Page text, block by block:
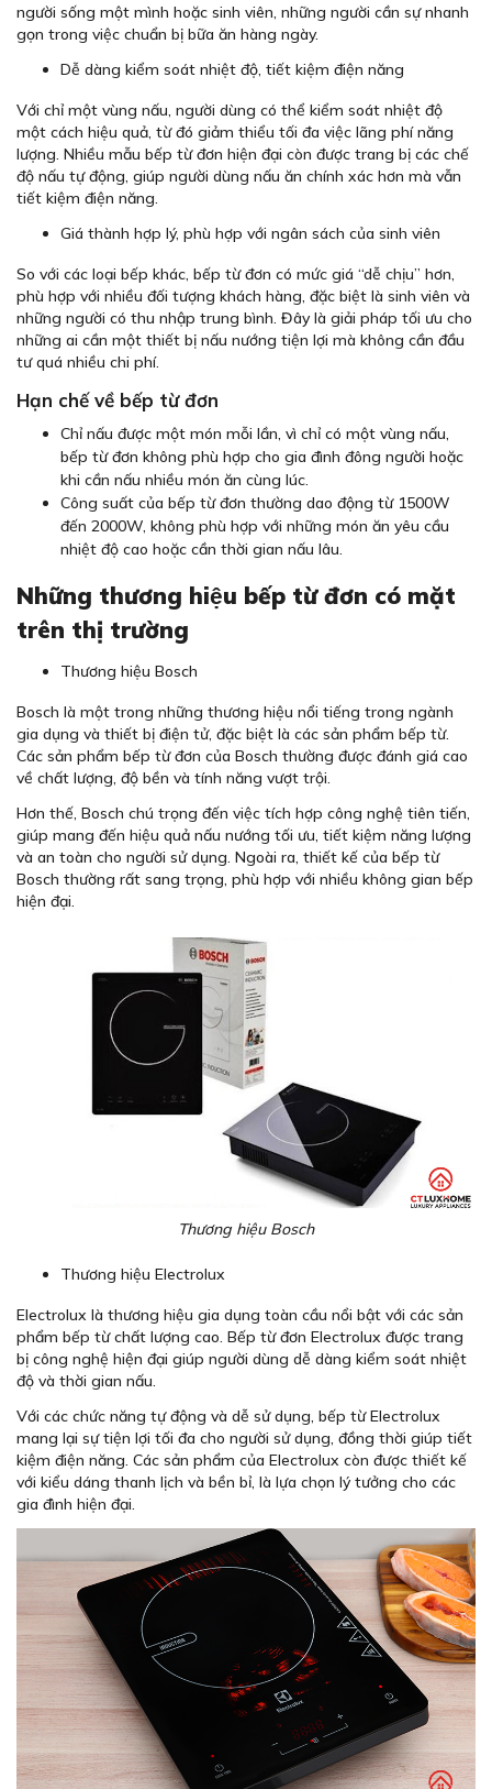
người sống một mình hoặc sinh viên, những người cần sự nhanh
gọn trong việc chuẩn bị bữa ăn hàng ngày.
Dễ dàng kiểm soát nhiệt độ, tiết kiệm điện năng
Với chỉ một vùng nấu, người dùng có thể kiểm soát nhiệt độ
một cách hiệu quả, từ đó giảm thiểu tối đa việc lãng phí năng
lượng. Nhiều mẫu bếp từ đơn hiện đại còn được trang bị các chế
độ nấu tự động, giúp người dùng nấu ăn chính xác hơn mà vẫn
tiết kiệm điện năng.
Giá thành hợp lý, phù hợp với ngân sách của sinh viên
So với các loại bếp khác, bếp từ đơn có mức giá “dễ chịu” hơn,
phù hợp với nhiều đối tượng khách hàng, đặc biệt là sinh viên và
những người có thu nhập trung bình. Đây là giải pháp tối ưu cho
những ai cần một thiết bị nấu nướng tiện lợi mà không cần đầu
tư quá nhiều chi phí.
Hạn chế về bếp từ đơn
Chỉ nấu được một món mỗi lần, vì chỉ có một vùng nấu,
bếp từ đơn không phù hợp cho gia đình đông người hoặc
khi cần nấu nhiều món ăn cùng lúc.
Công suất của bếp từ đơn thường dao động từ 1500W
đến 2000W, không phù hợp với những món ăn yêu cầu
nhiệt độ cao hoặc cần thời gian nấu lâu.
Những thương hiệu bếp từ đơn có mặt
trên thị trường
Thương hiệu Bosch
Bosch là một trong những thương hiệu nổi tiếng trong ngành
gia dụng và thiết bị điện tử, đặc biệt là các sản phẩm bếp từ.
Các sản phẩm bếp từ đơn của Bosch thường được đánh giá cao
về chất lượng, độ bền và tính năng vượt trội.
Hơn thế, Bosch chú trọng đến việc tích hợp công nghệ tiên tiến,
giúp mang đến hiệu quả nấu nướng tối ưu, tiết kiệm năng lượng
và an toàn cho người sử dụng. Ngoài ra, thiết kế của bếp từ
Bosch thường rất sang trọng, phù hợp với nhiều không gian bếp
hiện đại.
Thương hiệu Bosch
Thương hiệu Electrolux
Electrolux là thương hiệu gia dụng toàn cầu nổi bật với các sản
phẩm bếp từ chất lượng cao. Bếp từ đơn Electrolux được trang
bị công nghệ hiện đại giúp người dùng dễ dàng kiểm soát nhiệt
độ và thời gian nấu.
Với các chức năng tự động và dễ sử dụng, bếp từ Electrolux
mang lại sự tiện lợi tối đa cho người sử dụng, đồng thời giúp tiết
kiệm điện năng. Các sản phẩm của Electrolux còn được thiết kế
với kiểu dáng thanh lịch và bền bỉ, là lựa chọn lý tưởng cho các
gia đình hiện đại.